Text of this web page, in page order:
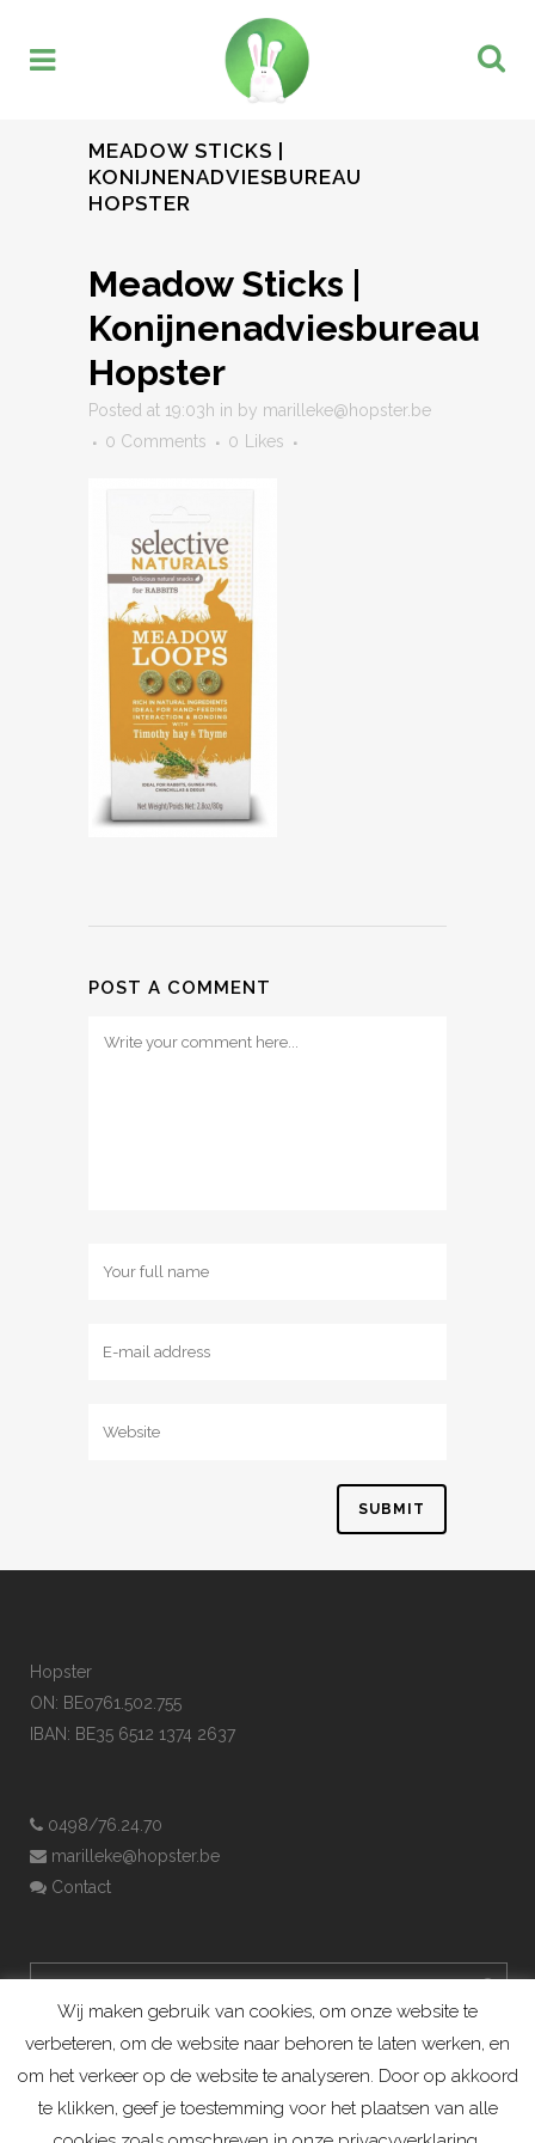
MEADOW STICKS |
KONIJNENADVIESBUREAU
HOPSTER
Meadow Sticks |
Konijnenadviesbureau
Hopster
Posted at 19:03h in by marilleke@hopster.be
0 Comments
0 Likes
POST A COMMENT
Hopster
ON: BE0761.502.755
IBAN: BE35 6512 1374 2637
0498/76.24.70
marilleke@hopster.be
Contact
Wij maken gebruik van cookies, om onze website te
verbeteren, om de website naar behoren te laten werken, en
om het verkeer op de website te analyseren. Door op akkoord
te klikken, geef je toestemming voor het plaatsen van alle